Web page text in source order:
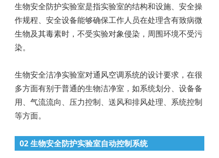
生物安全防护实验室是指实验室的结构和设施、安全操
作规程、安全设备能够确保工作人员在处理含有致病微
生物及其毒素时，不受实验对象侵染，周围环境不受污
染。
生物安全洁净实验室对通风空调系统的设计要求，在很
多方面有别于普通的生物洁净室，如系统划分、设备备
用、气流流向、压力控制、送风和排风处理、系统控制
等方面。
02 生物安全防护实验室自动控制系统